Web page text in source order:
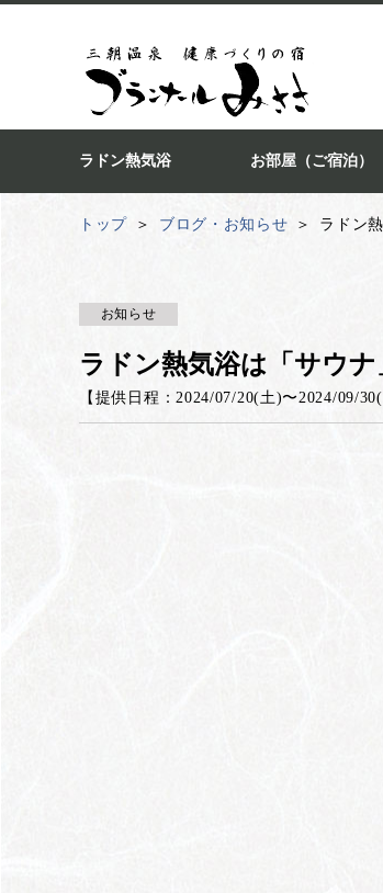
ラドン熱気浴 お部屋（ご宿泊）
トップ ブログ・お知らせ ラドン
お知らせ
ラドン熱気浴は「サウ
【提供日程：2024/07/20(土)〜2024/09/